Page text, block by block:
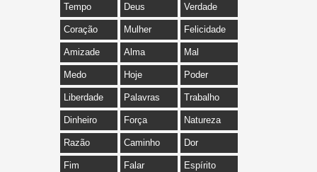
Tempo Deus Verdade
Coração Mulher Felicidade
Amizade Alma Mal
Medo Hoje Poder
Liberdade Palavras Trabalho
Dinheiro Força Natureza
Razão Caminho Dor
Fim Falar Espírito